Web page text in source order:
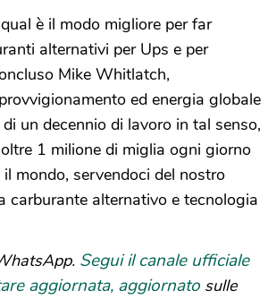
è il modo migliore per far
alternativi per Ups e per
Mike Whitlatch,
ed energia globale
un decennio di lavoro in tal senso,
1 milione di miglia ogni giorno
mondo, servendoci del nostro
carburante alternativo e tecnologia
Segui il canale ufficiale
aggiornata, aggiornato sulle